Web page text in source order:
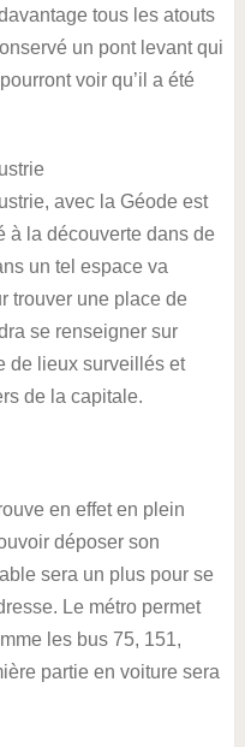
tous les atouts
un pont levant qui
voir qu’il a été
avec la Géode est
à la découverte dans de
un tel espace va
trouver une place de
se renseigner sur
de lieux surveillés et
de la capitale.
en effet en plein
déposer son
sera un plus pour se
Le métro permet
les bus 75, 151,
partie en voiture sera